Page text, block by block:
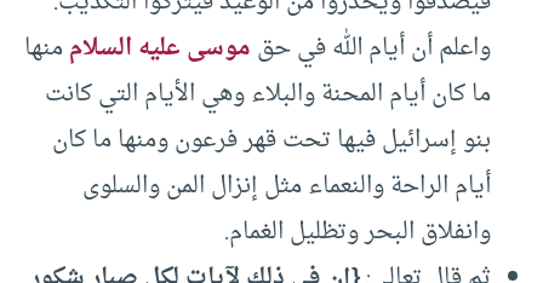
واعلم أن أيام الله في حقموسى عليه السلاممنها
ما كان أيام المحنة والبلاء وهي الأيام التي كانت
بنو إسرائيل فيها تحت قهر فرعون ومنها ما كان
أيام الراحة والنعماء مثل إنزال المن والسلوى
وانفلاق البحر وتظليل الغمام.